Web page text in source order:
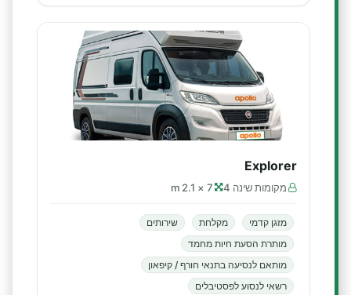
Explorer
מקומות שינה 4 7 × 2.1 m
מזגן קדמי מקלחת
שירותים
מותרת הסעת חיות מחמד
מותאם לנסיעה בתנאי חורף / קיפאון
רשאי לנסוע לפסטיבלים